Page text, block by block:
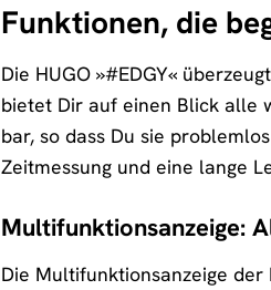
Funktionen, die
Die HUGO »#EDGY«
bietet Dir auf einen Blick alle
bar, so dass Du sie
Zeitmessung und eine lange
Multifunktionsanzeige:
Die Multifunktionsanzeige der